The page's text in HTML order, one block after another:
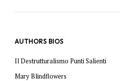
AUTHORS BIOS
Il Destrutturalismo Punti Salienti
Mary Blindflowers